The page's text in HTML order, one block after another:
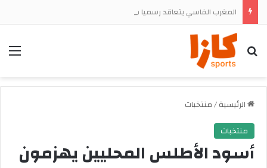
بحث
الرئيسية/منتخبات
منتخبات
أسود الأطلس المحليين يهزمون